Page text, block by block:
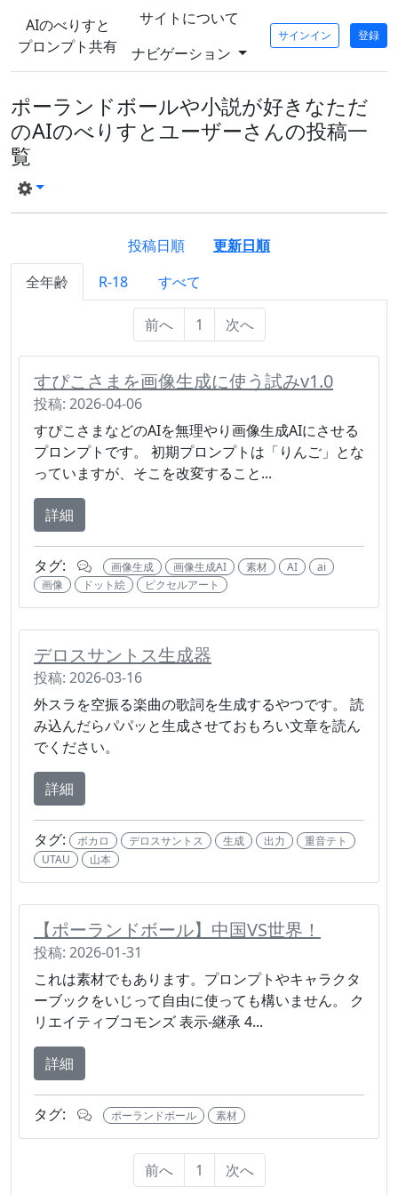
AIのべりすと
プロンプト共有
サイトについて
ナビゲーション
サインイン 登録
ポーランドボールや小説が好きなただ
のAIのべりすとユーザーさんの投稿一
覧
投稿日順
更新日順
全年齢
R-18 すべて
前へ 1 次へ
すぴこさまを画像生成に使う試みv1.0
投稿: 2026-04-06
すぴこさまなどのAIを無理やり画像生成AIにさせる
プロンプトです。 初期プロンプトは「りんご」とな
っていますが、そこを改変すること...
詳細
タグ: 画像生成 画像生成AI 素材 AI
ai
画像
ドット絵 ピクセルアート
デロスサントス生成器
投稿: 2026-03-16
外スラを空振る楽曲の歌詞を生成するやつです。 読
み込んだらパパッと生成させておもろい文章を読ん
でください。
詳細
タグ: ボカロ デロスサントス 生成 出力
重音テト
UTAU
山本
【ポーランドボール】中国VS世界！
投稿: 2026-01-31
これは素材でもあります。プロンプトやキャラクタ
ーブックをいじって自由に使っても構いません。 ク
リエイティブコモンズ 表示-継承 4...
詳細
タグ: ポーランドボール 素材
前へ 1 次へ